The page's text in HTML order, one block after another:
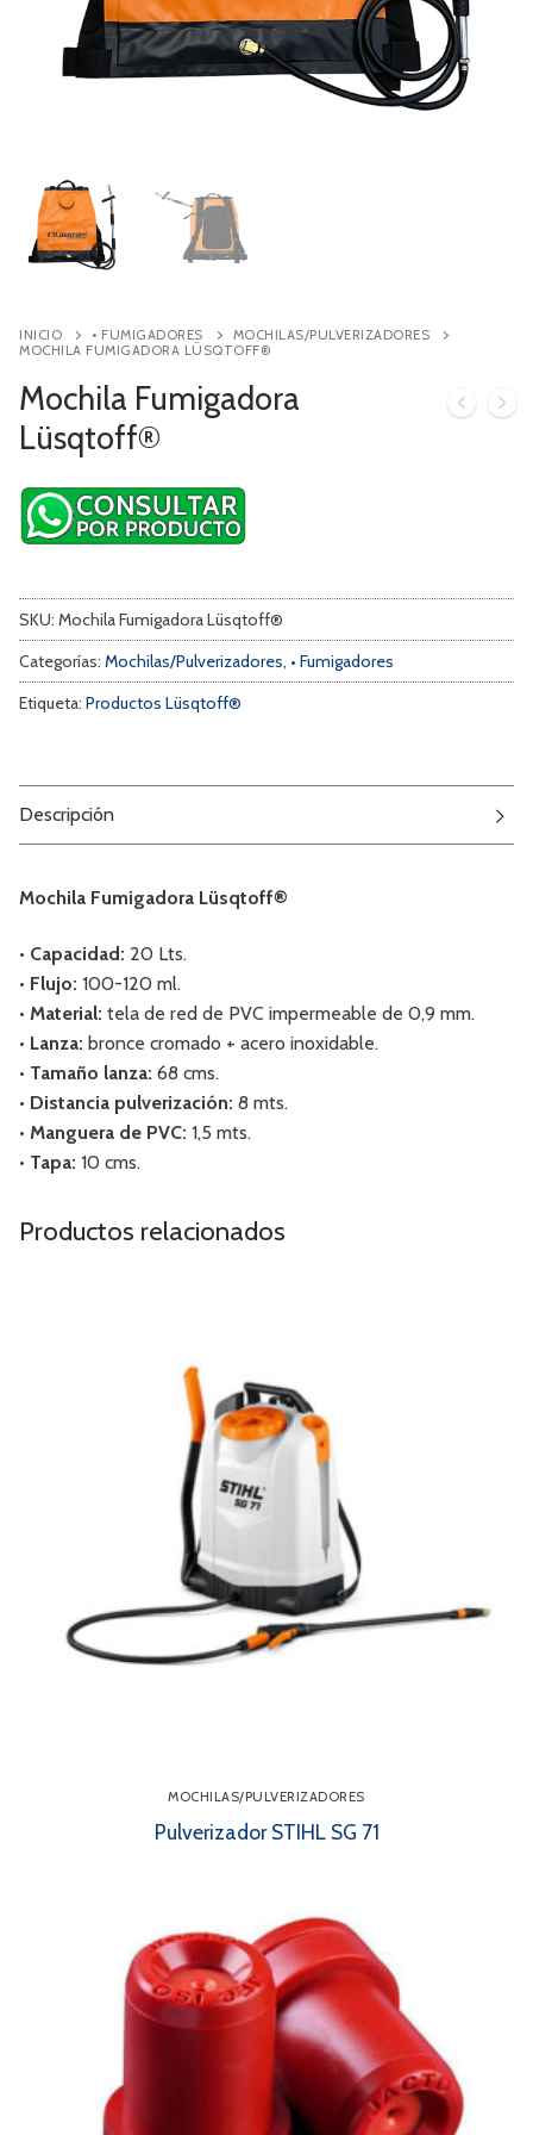
Contacto
INICIO • FUMIGADORES
MOCHILAS/PULVERIZADORES
MOCHILA FUMIGADORA LÜSQTOFF®
Mochila Fumigadora
Lüsqtoff®
SKU: Mochila Fumigadora Lüsqtoff®
Categorías: Mochilas/Pulverizadores, • Fumigadores
Etiqueta: Productos Lüsqtoff®
Descripción
Mochila Fumigadora Lüsqtoff®
• Capacidad: 20 Lts.
• Flujo: 100-120 ml.
• Material: tela de red de PVC impermeable de 0,9 mm.
• Lanza: bronce cromado + acero inoxidable.
• Tamaño lanza: 68 cms.
• Distancia pulverización: 8 mts.
• Manguera de PVC: 1,5 mts.
• Tapa: 10 cms.
Productos relacionados
MOCHILAS/PULVERIZADORES
Pulverizador STIHL SG 71